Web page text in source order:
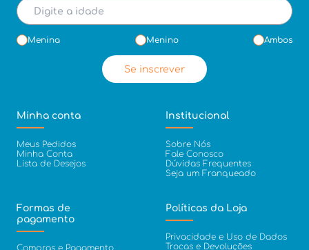
Menina Menino Ambos
Se inscrever
Minha conta
Meus Pedidos
Minha Conta
Lista de Desejos
Institucional
Sobre Nós
Fale Conosco
Dúvidas Frequentes
Seja um Franqueado
Formas de
pagamento
Compras e Pagamento
Políticas da Loja
Privacidade e Uso de Dados
Trocas e Devoluções